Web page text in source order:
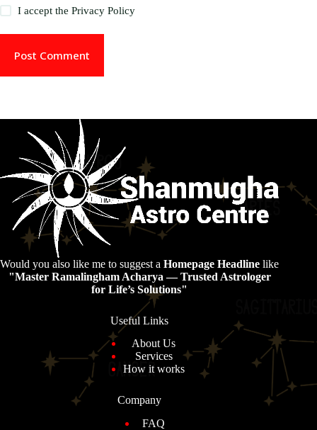
I accept thePrivacy Policy
Post Comment
Would you also like me to suggest aHomepage Headline like
"Master Ramalingham Acharya — Trusted Astrologer
for Life’s Solutions"
Useful Links
About Us
Services
How it works
Company
FAQ